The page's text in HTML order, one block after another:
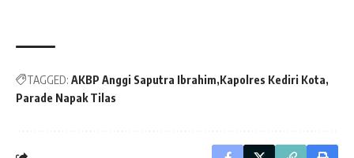
TAGGED: AKBP Anggi Saputra Ibrahim Kapolres Kediri Kota
Parade Napak Tilas